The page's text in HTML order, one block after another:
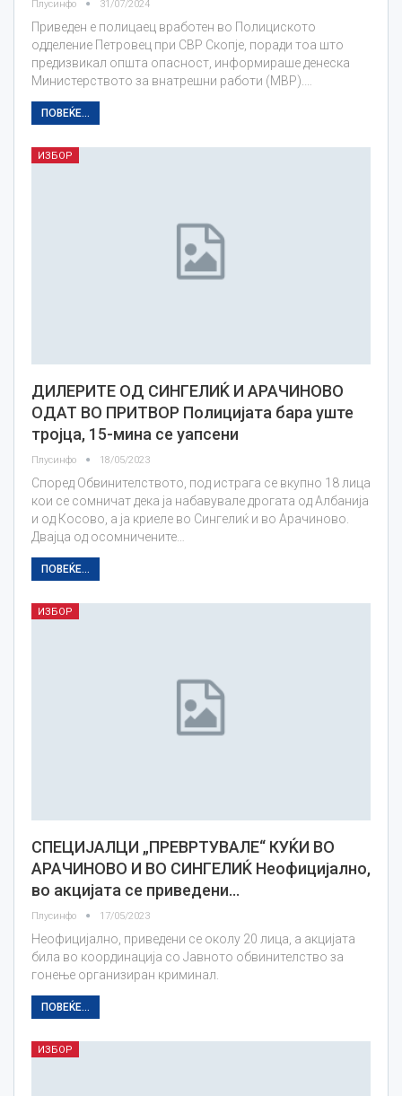
Плусинфо 31/07/2024
Приведен е полицаец вработен во Полициското
одделение Петровец при СВР Скопје, поради тоа што
предизвикал општа опасност, информираше денеска
Министерството за внатрешни работи (МВР).…
ПОВЕЌЕ...
ИЗБОР
ДИЛЕРИТЕ ОД СИНГЕЛИЌ И АРАЧИНОВО
ОДАТ ВО ПРИТВОР Полицијата бара уште
тројца, 15-мина се уапсени
Плусинфо 18/05/2023
Според Обвинителството, под истрага се вкупно 18 лица
кои се сомничат дека ја набавувале дрогата од Албанија
и од Косово, а ја криеле во Сингелиќ и во Арачиново.
Двајца од осомничените…
ПОВЕЌЕ...
ИЗБОР
СПЕЦИЈАЛЦИ „ПРЕВРТУВАЛЕ“ КУЌИ ВО
АРАЧИНОВО И ВО СИНГЕЛИЌ Неофицијално,
во акцијата се приведени…
Плусинфо 17/05/2023
Неофицијално, приведени се околу 20 лица, а акцијата
била во координација со Јавното обвинителство за
гонење организиран криминал.
ПОВЕЌЕ...
ИЗБОР